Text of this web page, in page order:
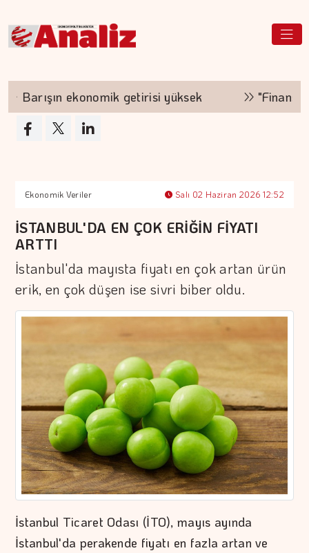
ekonomik getirisi yüksek
Ekonomik Veriler Salı 02 Haziran 2026 12:52
İSTANBUL'DA EN ÇOK ERİĞİN FİYATI
ARTTI
İstanbul'da mayısta fiyatı en çok artan ürün
erik, en çok düşen ise sivri biber oldu.
İstanbul Ticaret Odası (İTO), mayıs ayında
İstanbul'da perakende fiyatı en fazla artan ve